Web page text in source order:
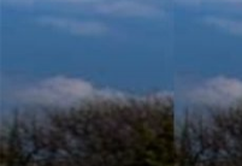
Tartalomhoz